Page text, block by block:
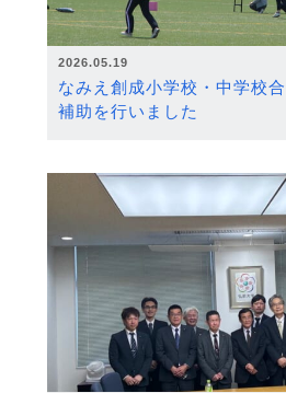
2026.05.19
なみえ創成小学校・中学校
補助を行いました